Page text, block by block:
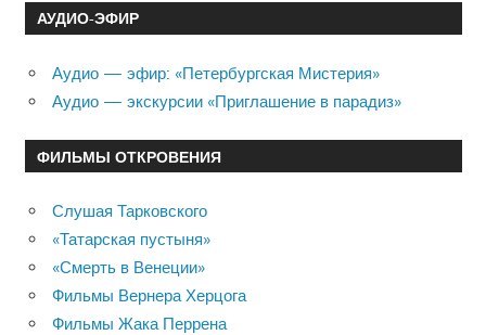
АУДИО-ЭФИР
Аудио — эфир: «Петербургская Мистерия»
Аудио — экскурсии «Приглашение в парадиз»
ФИЛЬМЫ ОТКРОВЕНИЯ
Слушая Тарковского
«Татарская пустыня»
«Смерть в Венеции»
Фильмы Вернера Херцога
Фильмы Жака Перрена